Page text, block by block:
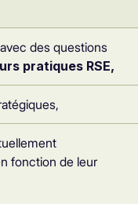
des questions
pratiques RSE,
fonction de leur